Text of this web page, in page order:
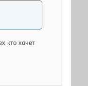
кто хочет